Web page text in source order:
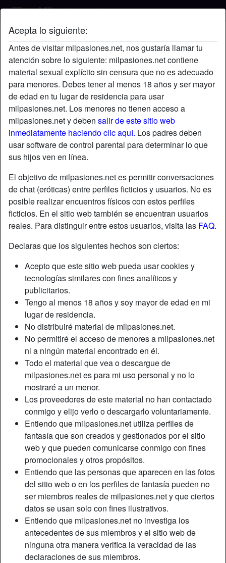
Acepta lo siguiente:
Antes de visitar milpasiones.net, nos gustaría llamar tu
atención sobre lo siguiente: milpasiones.net contiene
material sexual explícito sin censura que no es adecuado
para menores. Debes tener al menos 18 años y ser mayor
de edad en tu lugar de residencia para usar
milpasiones.net. Los menores no tienen acceso a
milpasiones.net y deben salir de este sitio web
inmediatamente haciendo clic aquí. Los padres deben
usar software de control parental para determinar lo que
sus hijos ven en línea.
El objetivo de milpasiones.net es permitir conversaciones
de chat (eróticas) entre perfiles ficticios y usuarios. No es
posible realizar encuentros físicos con estos perfiles
ficticios. En el sitio web también se encuentran usuarios
reales. Para distinguir entre estos usuarios, visita las FAQ.
Declaras que los siguientes hechos son ciertos:
Acepto que este sitio web pueda usar cookies y
tecnologías similares con fines analíticos y
publicitarios.
Tengo al menos 18 años y soy mayor de edad en mi
lugar de residencia.
No distribuiré material de milpasiones.net.
No permitiré el acceso de menores a milpasiones.net
ni a ningún material encontrado en él.
Todo el material que vea o descargue de
milpasiones.net es para mi uso personal y no lo
mostraré a un menor.
Los proveedores de este material no han contactado
conmigo y elijo verlo o descargarlo voluntariamente.
Entiendo que milpasiones.net utiliza perfiles de
fantasía que son creados y gestionados por el sitio
web y que pueden comunicarse conmigo con fines
promocionales y otros propósitos.
Entiendo que las personas que aparecen en las fotos
del sitio web o en los perfiles de fantasía pueden no
ser miembros reales de milpasiones.net y que ciertos
datos se usan solo con fines ilustrativos.
Entiendo que milpasiones.net no investiga los
antecedentes de sus miembros y el sitio web de
ninguna otra manera verifica la veracidad de las
declaraciones de sus miembros.
Norkys's perfil
starAgregar chatChatea ahora
Apodo:
Norkys
Edad:
30
País:
España
Provincia:
Santa Cruz de Tenerife
Género:
Mujer
Color de cabello:
Rubio